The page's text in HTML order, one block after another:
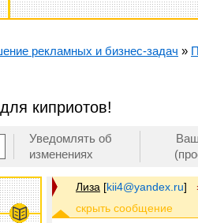
рекламных и бизнес-задач »
киприотов!
Уведомлять об
изменениях
Лиза [kii4@yandex.ru]